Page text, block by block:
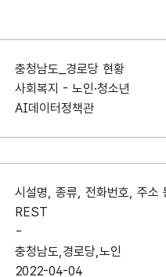
충청남도_경로당 현황
사회복지 - 노인·청소년
AI데이터정책관
시설명, 종류, 전화번호, 주소
REST
-
충청남도,경로당,노인
2022-04-04